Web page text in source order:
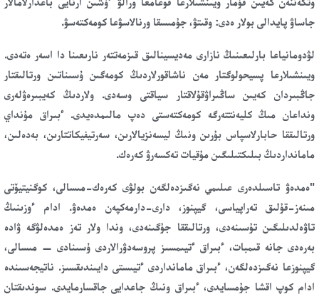
جاساۋ پايدالى بولار ەدى: وقىتۋ، جۇمىسقا ورنالاسۋعا كومەكتەسۋ.
لۋدومانياعا بارلىعىنىڭ نازارى مەديسينالىق قىزمەتتەر نارىعىنا دا اسەر ەتەدى.
ويىنشىلارعا پسيحولوگتار مەن ناشاقورلاردىڭ كومەگىن ۇسىناتىن ورتالىقتار
جاڭبىردان كەيىن ساڭىراۋقۇلاقتار سياقتى وسەدى. ولاردىڭ كەيبىرەۋلەرى
ونداعان مىڭ كليەنتتەرگە كومەكتەستى دەپ مالىمدەيدى. ءبىراق مۇنداي
ورتالىققا حابارلاسپاس بۇرىن ونىڭ ليسەنزيالارىن، سەرتيفيكاتتارىن، بەدەلىن،
مامانداردىڭ بىلىكتىلىگىن مۇقيات تەكسەرۋ كەرەك.
"ەمدەۋ تاسىلدەرى عىلىمي نەگىزدەلگەن بولۋى كەرەك-مىسالى، كوگنيتيۆتى
مىنەز-قۇلىق تەراپياسى، گيپنوز، دارى-دارمەكپەن ەمدەۋ. ادام ءوزىنىڭ
تاۋەلدىلىگىن تۇسىنەدى، ورتالىققا جۇگىنەدى، وندا ولار تەز ەمدەلۋگە ۋادە
بەرەدى جانە قىمبات، ءبىراق ءتيىمسىز پروسەدۋرالاردى ۇسىنادى — مىسالى،
گيپنوزعا نەگىزدەلگەن، ءبىراق مامانداردى ءتيىستى دايىندىقسىز. ناتيجەسىندە
ادام كوپ اقشا جۇمسايدى، ءبىراق ونىڭ جاعدايى جاقسارمايدى. سوندىقتان